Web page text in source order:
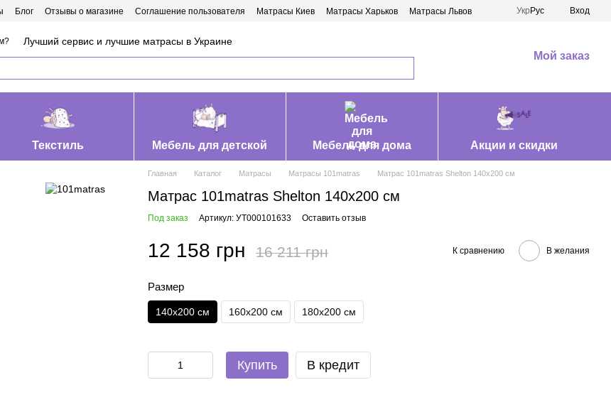
Блог Отзывы о магазине Соглашение пользователя Матрасы Киев Матрасы Харьков
Матрасы Львов
Укр Рус Вход
Лучший сервис и лучшие матрасы в Украине
Мой заказ
Текстиль Мебель для детской Мебель для дома Акции и скидки
Главная Каталог Матрасы Матрасы 101matras Матрас 101matras Shelton 140x200 см
Матрас 101matras Shelton 140x200 см
Под заказ Артикул: УТ000101633 Оставить отзыв
12 158 грн 16 211 грн К сравнению В желания
Размер
140х200 см 160х200 см 180х200 см
Купить В кредит